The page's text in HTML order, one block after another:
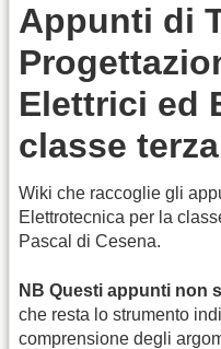
Appunti di
Elettrici ed
classe terza
Wiki che raccoglie gli
Elettrotecnica per la
Pascal di Cesena.
NB Questi appunti non
che resta lo strumento
comprensione degli